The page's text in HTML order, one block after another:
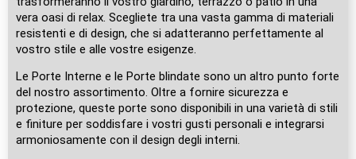
vera oasi di relax. Scegliete tra una vasta gamma di materiali
resistenti e di design, che si adatteranno perfettamente al
vostro stile e alle vostre esigenze.
Le Porte Interne e le Porte blindate sono un altro punto forte
del nostro assortimento. Oltre a fornire sicurezza e
protezione, queste porte sono disponibili in una varietà di stili
e finiture per soddisfare i vostri gusti personali e integrarsi
armoniosamente con il design degli interni.